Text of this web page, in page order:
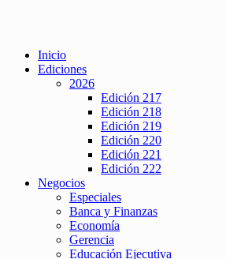
Inicio
Ediciones
2026
Edición 217
Edición 218
Edición 219
Edición 220
Edición 221
Edición 222
Negocios
Especiales
Banca y Finanzas
Economía
Gerencia
Educación Ejecutiva